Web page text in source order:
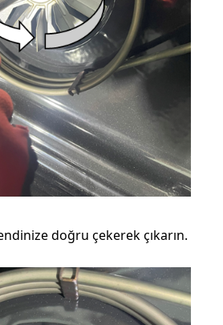
doğru çekerek çıkarın.